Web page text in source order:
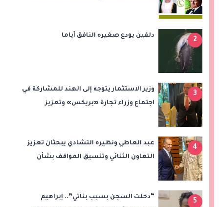
2
دلفين يودع صغيره النافق أياما
3
وزير الاستثمار يتوجه إلى الهند للمشاركة في
اجتماع وزراء تجارة «بريكس» وتعزيز
4
عبد العاطي ونظيره التشادي يبحثان تعزيز
التعاون الثنائي وتنسيق المواقف بشأن
5
“دخلت السجن بسبب بناتي”.. إبراهيم